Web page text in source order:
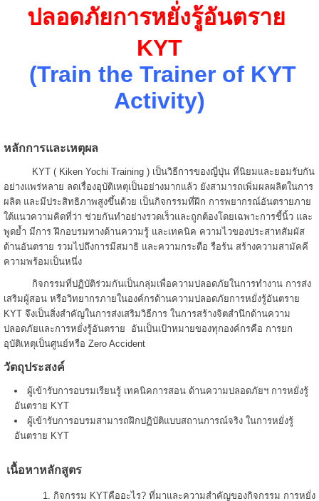
ปลอดภัยการหยั่งรู้อันตราย
KYT
(Train the Trainer of KYT
Activity)
หลักการและเหตุผล
KYT ( Kiken Yochi Training ) เป็นวิธีการของญี่ปุ่น ที่นิยมและยอมรับกัน
อย่างแพร่หลาย ลดเรื่องอุบัติเหตุเป็นอย่างมากแล้ว ยังสามารถเพิ่มผลผลิตในการ
ผลิต และมีประสิทธิภาพสูงขึ้นด้วย เป็นกิจกรรมที่ฝึก การพยากรณ์อันตรายภาย
ใต้แนวความคิดที่ว่า ช่วยกันทำอย่างรวดเร็วและถูกต้องโดยเฉพาะการชี้นิ้ว และ
พูดย้ำ มีการ ฝึกอบรมทางด้านความรู้ และเทคนิค ความไวของประสาทสัมผัส
ด้านอันตราย รวมไปถึงการมีสมาธิ และความกระตือ รือร้น สร้างความสามัคคี
ความพร้อมเป็นหนึ่ง
กิจกรรมที่ปฏิบัติร่วมกันเป็นกลุ่มเพื่อความปลอดภัยในการทำงาน การส่ง
เสริมผู้สอน หรือวิทยากรภายในองค์กรด้านความปลอดภัยการหยั่งรู้อันตราย
KYT จึงเป็นสิ่งสำคัญในการส่งเสริมวิธีการ ในการสร้างจิตสำนึกด้านความ
ปลอดภัยและการหยั่งรู้อันตราย อันเป็นเป้าหมายของทุกองค์กรคือ การยก
อุบัติเหตุเป็นศูนย์หรือ Zero Accident
วัตถุประสงค์
ผู้เข้ารับการอบรมเรียนรู้ เทคนิคการสอน ด้านความปลอดภัยฯ การหยั่งรู้
อันตราย KYT
ผู้เข้ารับการอบรมสามารถฝึกปฏิบัติแบบสถานการณ์จริง ในการหยั่งรู้
อันตราย KYT
เนื้อหาหลักสูตร
กิจกรรม KYTคืออะไร? ที่มาและความสำคัญของกิจกรรม การหยั่ง